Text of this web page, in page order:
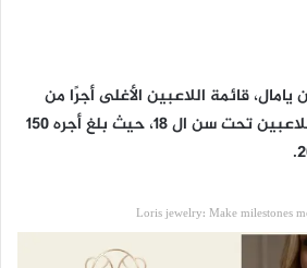
قائمة اللاعبين الأغلى أجرًا من
ناحية القيمة السوقية للاعبين تحت سن ال 18، حيث بلغ أجره 150
Loris jewelry: Make milestones